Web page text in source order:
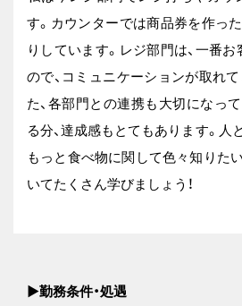
す。カウンターでは商品券を作っ
りしています。レジ部門は、一番
ので、コミュニケーションが取れ
た、各部門との連携も大切になっ
る分、達成感もとてもあります。人
もっと食べ物に関して色々知りた
いてたくさん学びましょう！
▶︎勤務条件・処遇